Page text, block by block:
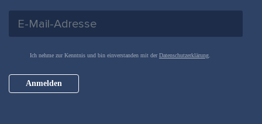
Ich nehme zur Kenntnis und bin einverstanden mit derDatenschutzerklärung
Anmelden